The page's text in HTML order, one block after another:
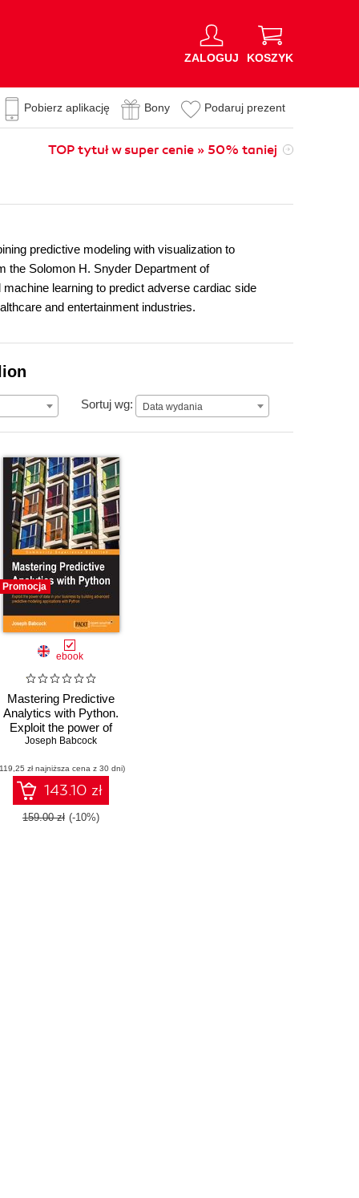
ZALOGUJ KOSZYK
Pobierz aplikację Bony Podaruj prezent
TOP tytuł w super cenie » 50% taniej
predictive modeling with visualization to
the Solomon H. Snyder Department of
learning to predict adverse cardiac side
and entertainment industries.
Sortuj wg: Data wydania
Data wydania
Promocja
ebook
Mastering Predictive
Analytics with Python.
Exploit the power of
data in your business
predictive modeling
applications with
Python
Joseph Babcock
zł najniższa cena z 30 dni)
143.10 zł
159.00 zł (-10%)